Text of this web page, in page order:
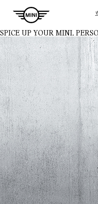
SPICE UP YOUR MINI.